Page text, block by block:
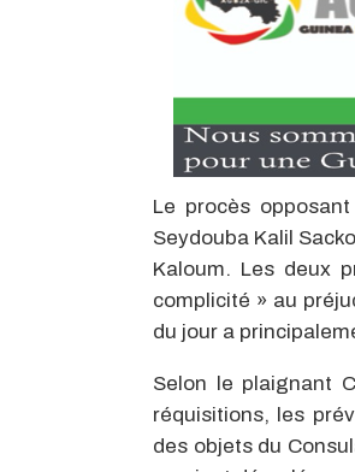
Le procès
Seydouba Kalil
Kaloum. Les deux
complicité » au
du jour a
Selon le plaignant
réquisitions, les
des objets du